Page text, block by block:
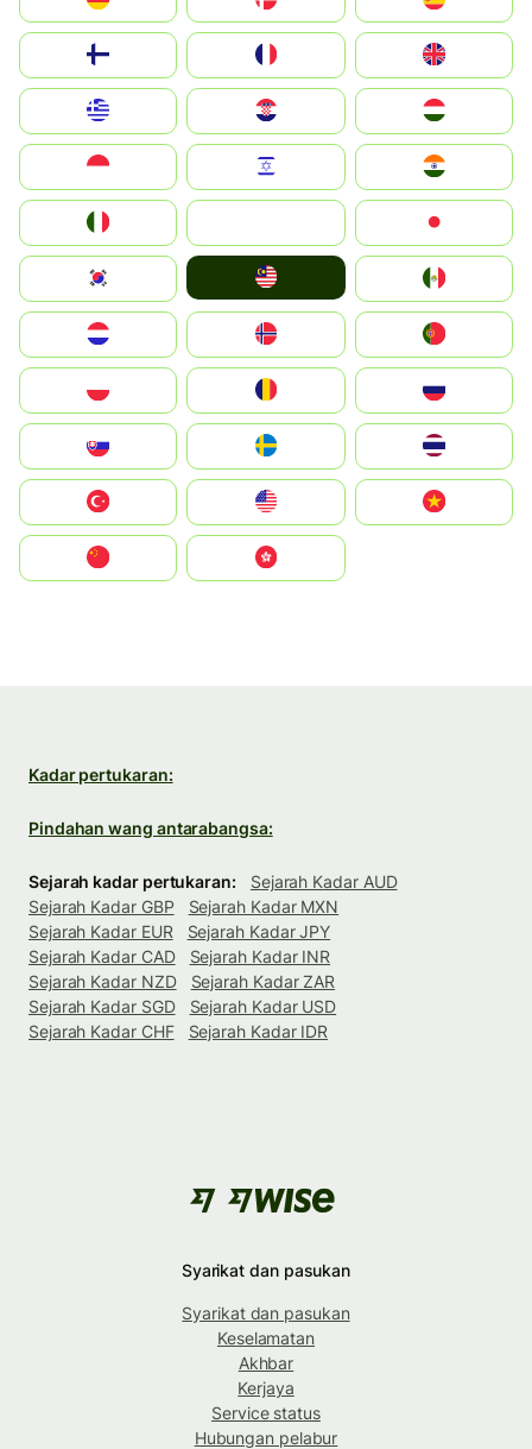
United Kingdom
Magyarország
South Korea
United States
中國香港特別行政區
Kadar pertukaran:
Pindahan wang antarabangsa:
Sejarah kadar pertukaran:
Sejarah Kadar AUD
Sejarah Kadar GBP
Sejarah Kadar MXN
Sejarah Kadar EUR
Sejarah Kadar JPY
Sejarah Kadar CAD
Sejarah Kadar INR
Sejarah Kadar NZD
Sejarah Kadar ZAR
Sejarah Kadar SGD
Sejarah Kadar USD
Sejarah Kadar CHF
Sejarah Kadar IDR
Syarikat dan pasukan
Syarikat dan pasukan
Keselamatan
Akhbar
Kerjaya
Service status
Hubungan pelabur